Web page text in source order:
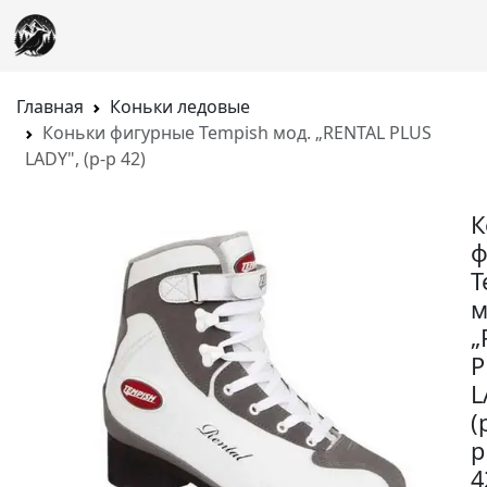
Главная
Коньки ледовые
Коньки фигурные Tempish мод. „RENTAL PLUS
LADY", (р-р 42)
р